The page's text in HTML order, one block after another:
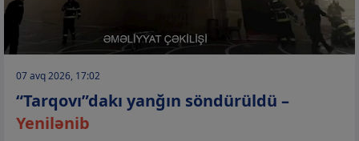
07 avq 2026, 17:02
“Tarqovı”dakı yanğın söndürüldü –
Yenilənib